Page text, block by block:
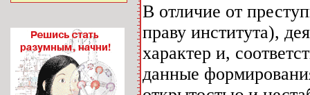
В отличие от
праву института),
характер и,
данные